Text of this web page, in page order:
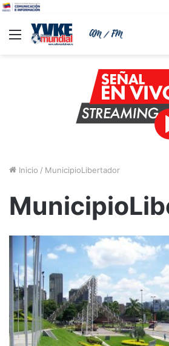
Menu
Inicio / MunicipioLibertador